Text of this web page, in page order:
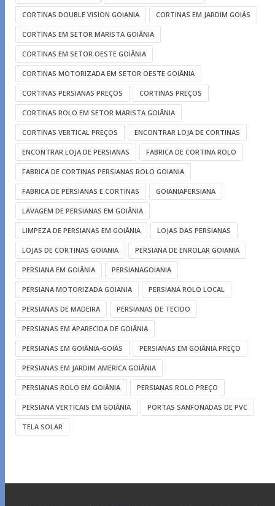
CORTINAS DOUBLE VISION GOIANIA CORTINAS EM JARDIM GOIÁS
CORTINAS EM SETOR MARISTA GOIÂNIA
CORTINAS EM SETOR OESTE GOIÂNIA
CORTINAS MOTORIZADA EM SETOR OESTE GOIÂNIA
CORTINAS PERSIANAS PREÇOS CORTINAS PREÇOS
CORTINAS ROLO EM SETOR MARISTA GOIÂNIA
CORTINAS VERTICAL PREÇOS ENCONTRAR LOJA DE CORTINAS
ENCONTRAR LOJA DE PERSIANAS FABRICA DE CORTINA ROLO
FABRICA DE CORTINAS PERSIANAS ROLO GOIANIA
FABRICA DE PERSIANAS E CORTINAS GOIANIAPERSIANA
LAVAGEM DE PERSIANAS EM GOIÂNIA
LIMPEZA DE PERSIANAS EM GOIÂNIA LOJAS DAS PERSIANAS
LOJAS DE CORTINAS GOIANIA PERSIANA DE ENROLAR GOIANIA
PERSIANA EM GOIÂNIA PERSIANAGOIANIA
PERSIANA MOTORIZADA GOIANIA PERSIANA ROLO LOCAL
PERSIANAS DE MADEIRA PERSIANAS DE TECIDO
PERSIANAS EM APARECIDA DE GOIÂNIA
PERSIANAS EM GOIÂNIA-GOIÁS PERSIANAS EM GOIÂNIA PREÇO
PERSIANAS EM JARDIM AMERICA GOIÂNIA
PERSIANAS ROLO EM GOIÂNIA PERSIANAS ROLO PREÇO
PERSIANA VERTICAIS EM GOIÂNIA PORTAS SANFONADAS DE PVC
TELA SOLAR